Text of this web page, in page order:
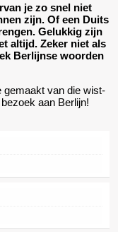
je zo snel niet
zijn. Of een Duits
Gelukkig zijn
altijd. Zeker niet als
Berlijnse woorden
gemaakt van die wist-
aan Berlijn!